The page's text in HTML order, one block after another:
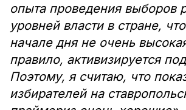
опыта проведения выборов
уровней власти в стране,
начале дня не очень
правило, активизируется
Поэтому, я считаю, что
избирателей на